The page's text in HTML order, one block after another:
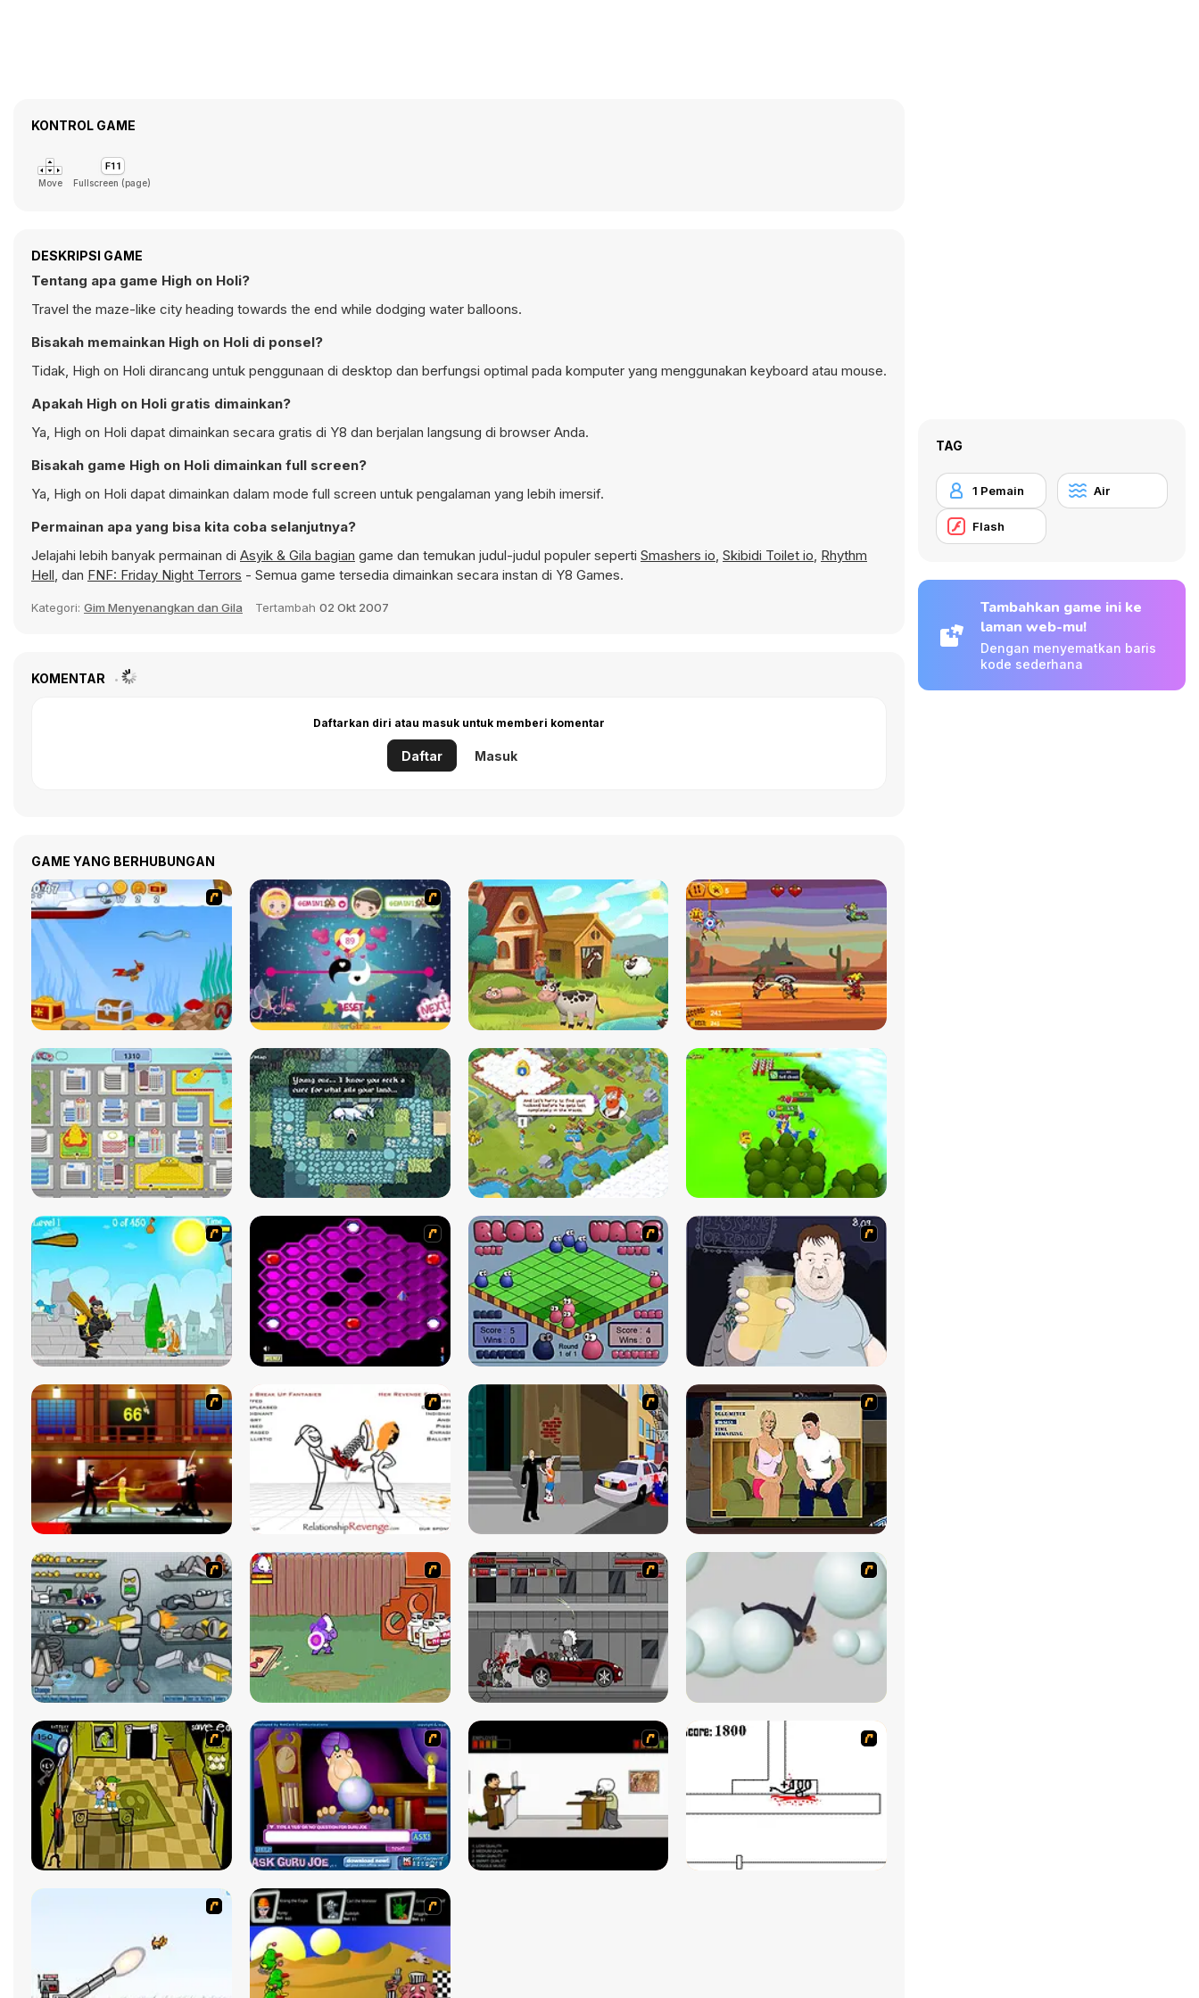
KONTROL GAME
Move Fullscreen (page)
DESKRIPSI GAME
Tentang apa game High on Holi?
Travel the maze-like city heading towards the end while dodging water balloons.
Bisakah memainkan High on Holi di ponsel?
Tidak, High on Holi dirancang untuk penggunaan di desktop dan berfungsi optimal pada komputer yang menggunakan keyboard atau mouse.
Apakah High on Holi gratis dimainkan?
Ya, High on Holi dapat dimainkan secara gratis di Y8 dan berjalan langsung di browser Anda.
Bisakah game High on Holi dimainkan full screen?
Ya, High on Holi dapat dimainkan dalam mode full screen untuk pengalaman yang lebih imersif.
Permainan apa yang bisa kita coba selanjutnya?
Jelajahi lebih banyak permainan di Asyik & Gila bagian game dan temukan judul-judul populer seperti Smashers io, Skibidi Toilet io, Rhythm
Hell, dan FNF: Friday Night Terrors - Semua game tersedia dimainkan secara instan di Y8 Games.
Kategori: Gim Menyenangkan dan Gila Tertambah 02 Okt 2007
KOMENTAR
Daftarkan diri atau masuk untuk memberi komentar
Daftar Masuk
GAME YANG BERHUBUNGAN
TAG
1 Pemain Air
Flash
Tambahkan game ini ke
laman web-mu!
Dengan menyematkan baris
kode sederhana